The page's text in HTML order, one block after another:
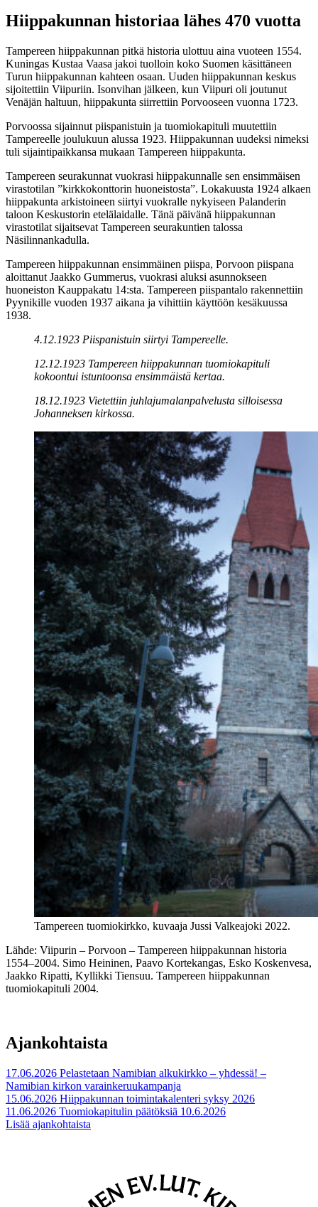
Hiippakunnan historiaa lähes 470 vuotta
Tampereen hiippakunnan pitkä historia ulottuu aina vuoteen 1554.
Kuningas Kustaa Vaasa jakoi tuolloin koko Suomen käsittäneen
Turun hiippakunnan kahteen osaan. Uuden hiippakunnan keskus
sijoitettiin Viipuriin. Isonvihan jälkeen, kun Viipuri oli joutunut
Venäjän haltuun, hiippakunta siirrettiin Porvooseen vuonna 1723.
Porvoossa sijainnut piispanistuin ja tuomiokapituli muutettiin
Tampereelle joulukuun alussa 1923. Hiippakunnan uudeksi nimeksi
tuli sijaintipaikkansa mukaan Tampereen hiippakunta.
Tampereen seurakunnat vuokrasi hiippakunnalle sen ensimmäisen
virastotilan ”kirkkokonttorin huoneistosta”. Lokakuusta 1924 alkaen
hiippakunta arkistoineen siirtyi vuokralle nykyiseen Palanderin
taloon Keskustorin etelälaidalle. Tänä päivänä hiippakunnan
virastotilat sijaitsevat Tampereen seurakuntien talossa
Näsilinnankadulla.
Tampereen hiippakunnan ensimmäinen piispa, Porvoon piispana
aloittanut Jaakko Gummerus, vuokrasi aluksi asunnokseen
huoneiston Kauppakatu 14:sta. Tampereen piispantalo rakennettiin
Pyynikille vuoden 1937 aikana ja vihittiin käyttöön kesäkuussa
1938.
4.12.1923 Piispanistuin siirtyi Tampereelle.
12.12.1923 Tampereen hiippakunnan tuomiokapituli
kokoontui istuntoonsa ensimmäistä kertaa.
18.12.1923 Vietettiin juhlajumalanpalvelusta silloisessa
Johanneksen kirkossa.
Tampereen tuomiokirkko, kuvaaja Jussi Valkeajoki 2022.
Lähde: Viipurin – Porvoon – Tampereen hiippakunnan historia
1554–2004. Simo Heininen, Paavo Kortekangas, Esko Koskenvesa,
Jaakko Ripatti, Kyllikki Tiensuu. Tampereen hiippakunnan
tuomiokapituli 2004.
Ajankohtaista
17.06.2026 Pelastetaan Namibian alkukirkko – yhdessä! –
Namibian kirkon varainkeruukampanja
15.06.2026 Hiippakunnan toimintakalenteri syksy 2026
11.06.2026 Tuomiokapitulin päätöksiä 10.6.2026
Lisää ajankohtaista